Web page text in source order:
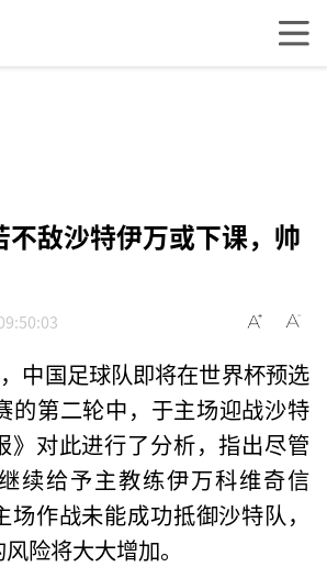
不敌沙特伊万或下课，帅
中国足球队即将在世界杯预选
的第二轮中，于主场迎战沙特
》对此进行了分析，指出尽管
续给予主教练伊万科维奇信
作战未能成功抵御沙特队，
险将大大增加。